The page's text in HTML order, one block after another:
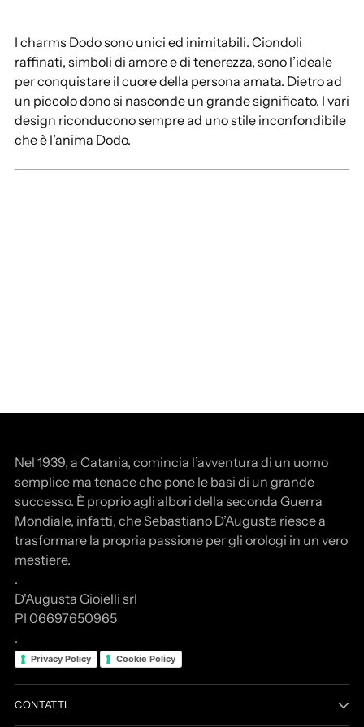
I charms Dodo sono unici ed inimitabili. Ciondoli
raffinati, simboli di amore e di tenerezza, sono l’ideale
per conquistare il cuore della persona amata. Dietro ad
un piccolo dono si nasconde un grande significato. I vari
design riconducono sempre ad uno stile inconfondibile
che è l’anima Dodo.
Nel 1939, a Catania, comincia l’avventura di un uomo
semplice ma tenace che pone le basi di un grande
successo. È proprio agli albori della seconda Guerra
Mondiale, infatti, che Sebastiano D’Augusta riesce a
trasformare la propria passione per gli orologi in un vero
mestiere.
.
D'Augusta Gioielli srl
PI 06697650965
.
Privacy Policy Cookie Policy
CONTATTI